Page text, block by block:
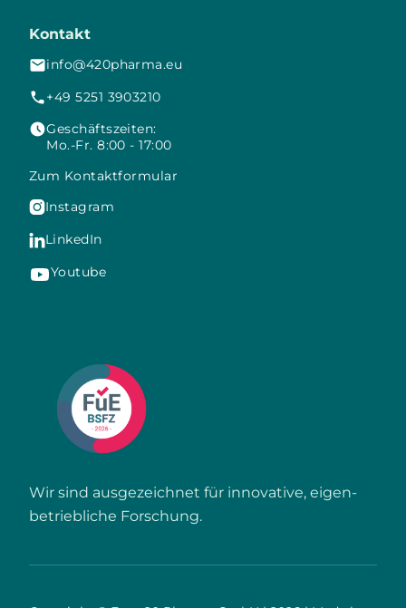
Kontakt
info@420pharma.eu
+49 5251 3903210
Geschäftszeiten:
Mo.-Fr. 8:00 - 17:00
Zum Kontaktformular
Instagram
LinkedIn
Youtube
Wir sind ausgezeichnet für innovative, eigen­
betriebliche Forschung.